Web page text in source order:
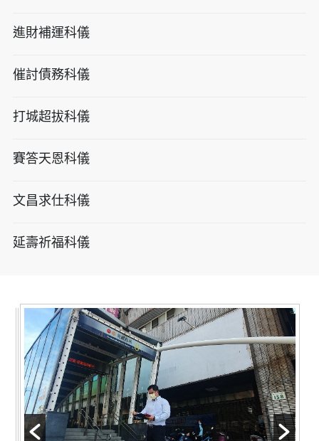
進財補運科儀
催討債務科儀
打城超拔科儀
賽答天恩科儀
文昌求仕科儀
延壽祈福科儀